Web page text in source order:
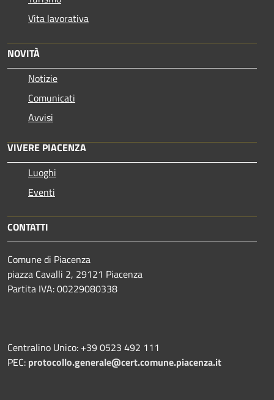
Vita lavorativa
NOVITÀ
Notizie
Comunicati
Avvisi
VIVERE PIACENZA
Luoghi
Eventi
CONTATTI
Comune di Piacenza
piazza Cavalli 2, 29121 Piacenza
Partita IVA: 00229080338
Centralino Unico: +39 0523 492 111
PEC: protocollo.generale@cert.comune.piacenza.it